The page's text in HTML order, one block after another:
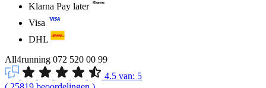
Klarna Pay later
Visa
DHL
All4running 072 520 00 99
4.5 van: 5